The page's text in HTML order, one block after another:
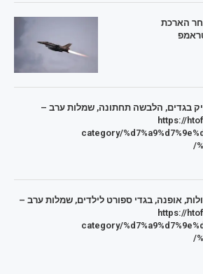
הארכת
בגדים, הלבשה תחתונה, שמלות ערב –
https://
category/
אופנה, בגדי ספורט לילדים, שמלות ערב –
https://
category/